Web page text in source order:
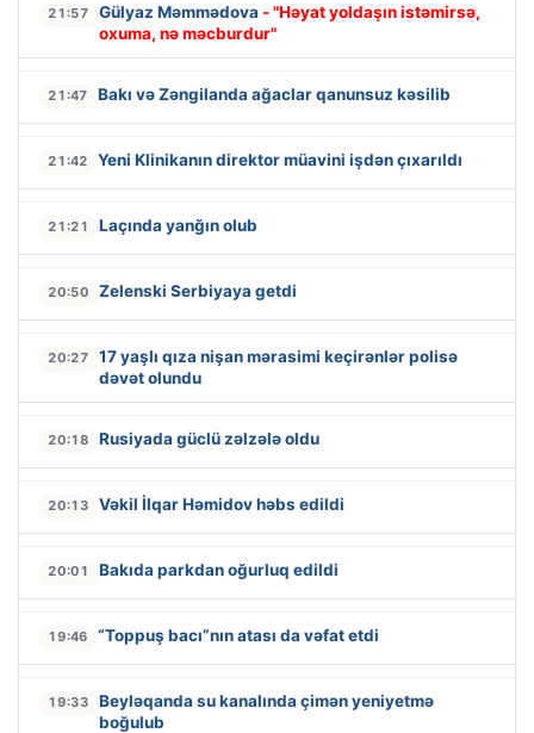
21:57 Gülyaz Məmmədova - "Həyat yoldaşın istəmirsə,
oxuma, nə məcburdur"
21:47 Bakı və Zəngilanda ağaclar qanunsuz kəsilib
21:42 Yeni Klinikanın direktor müavini işdən çıxarıldı
21:21 Laçında yanğın olub
20:50 Zelenski Serbiyaya getdi
20:27
17 yaşlı qıza nişan mərasimi keçirənlər polisə
dəvət olundu
20:18 Rusiyada güclü zəlzələ oldu
20:13 Vəkil İlqar Həmidov həbs edildi
20:01 Bakıda parkdan oğurluq edildi
19:46 “Toppuş bacı”nın atası da vəfat etdi
19:33
Beyləqanda su kanalında çimən yeniyetmə
boğulub